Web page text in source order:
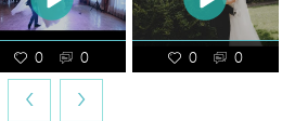
0 0 0 0
‹ ›